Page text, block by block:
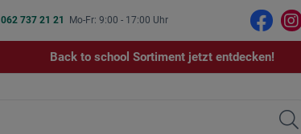
062 737 21 21 Mo-Fr: 9:00 - 17:00 Uhr
Back to school Sortiment jetzt entdecken!